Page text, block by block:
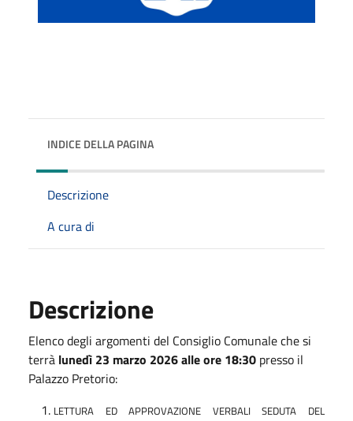
INDICE DELLA PAGINA
Descrizione
A cura di
Descrizione
Elenco degli argomenti del Consiglio Comunale che si
terrà lunedì 23 marzo 2026 alle ore 18:30 presso il
Palazzo Pretorio:
LETTURA ED APPROVAZIONE VERBALI SEDUTA DEL